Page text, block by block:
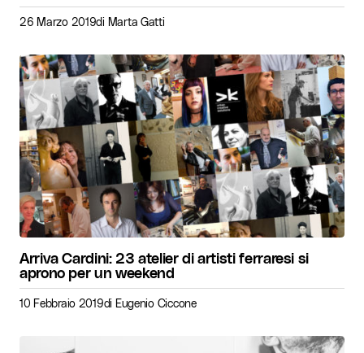
26 Marzo 2019di Marta Gatti
Arriva Cardini: 23 atelier di artisti ferraresi si
aprono per un weekend
10 Febbraio 2019di Eugenio Ciccone